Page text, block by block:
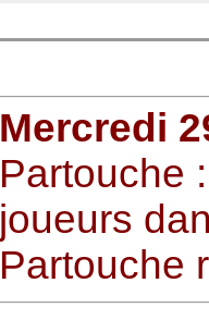
Mercredi
Partouche
joueurs
Partouche